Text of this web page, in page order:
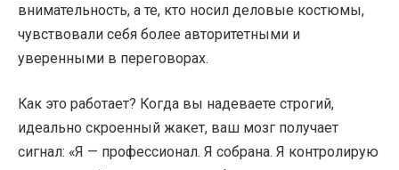
внимательность, а те, кто носил деловые костюмы,
чувствовали себя более авторитетными и
уверенными в переговорах.
Как это работает? Когда вы надеваете строгий,
идеально скроенный жакет, ваш мозг получает
сигнал: «Я — профессионал. Я собрана. Я контролирую